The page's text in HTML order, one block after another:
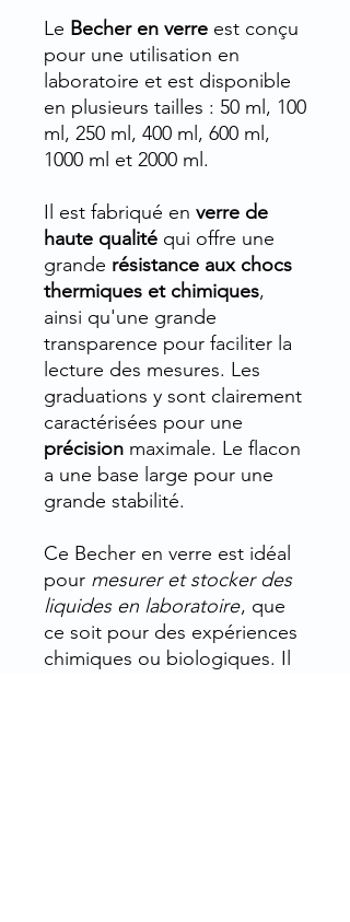
Le Becher en verre est conçu
pour une utilisation en
laboratoire et est disponible
en plusieurs tailles : 50 ml, 100
ml, 250 ml, 400 ml, 600 ml,
1000 ml et 2000 ml.
Il est fabriqué en verre de
haute qualité qui offre une
grande résistance aux chocs
thermiques et chimiques,
ainsi qu'une grande
transparence pour faciliter la
lecture des mesures. Les
graduations y sont clairement
caractérisées pour une
précision maximale. Le flacon
a une base large pour une
grande stabilité.
Ce Becher en verre est idéal
pour mesurer et stocker des
liquides en laboratoire, que
ce soit pour des expériences
chimiques ou biologiques. Il